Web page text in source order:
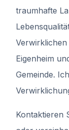
traumhafte
Eigenheim
Gemeinde.
Kontaktieren